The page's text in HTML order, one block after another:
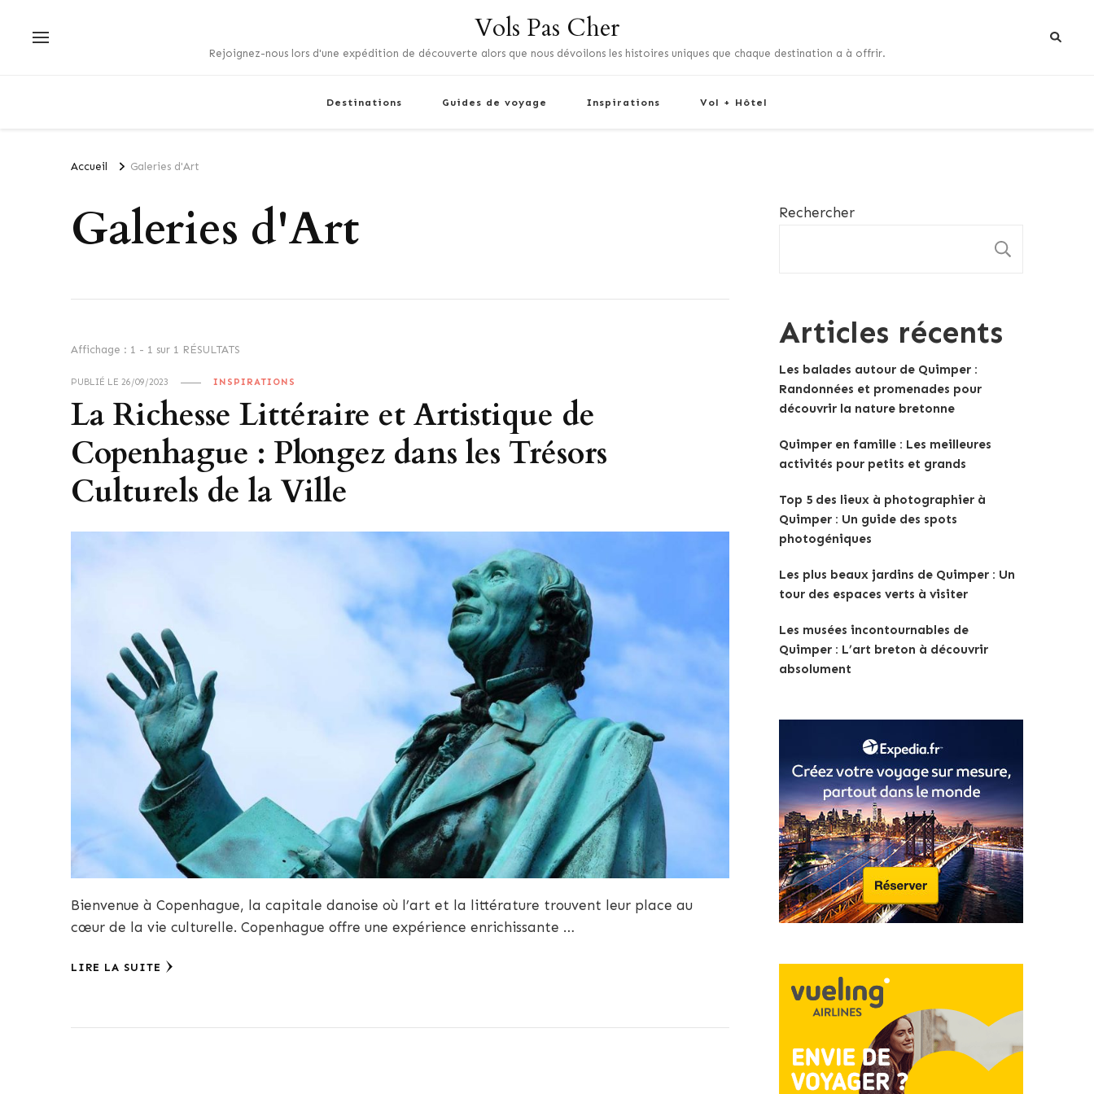
Vols Pas Cher
Rejoignez-nous lors d'une expédition de découverte alors que nous dévoilons les histoires uniques que chaque destination a à offrir.
Destinations Guides de voyage Inspirations Vol + Hôtel
Accueil Galeries d'Art
Galeries d'Art
Affichage : 1 - 1 sur 1 RÉSULTATS
PUBLIÉ LE 26/09/2023 INSPIRATIONS
La Richesse Littéraire et Artistique de
Copenhague : Plongez dans les Trésors
Culturels de la Ville
Bienvenue à Copenhague, la capitale danoise où l’art et la littérature trouvent leur place au
cœur de la vie culturelle. Copenhague offre une expérience enrichissante …
LIRE LA SUITE
Rechercher
Articles récents
Les balades autour de Quimper :
Randonnées et promenades pour
découvrir la nature bretonne
Quimper en famille : Les meilleures
activités pour petits et grands
Top 5 des lieux à photographier à
Quimper : Un guide des spots
photogéniques
Les plus beaux jardins de Quimper : Un
tour des espaces verts à visiter
Les musées incontournables de
Quimper : L’art breton à découvrir
absolument